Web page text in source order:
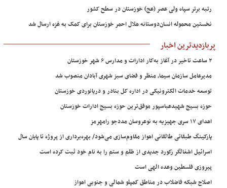
رتبه برتر سپاه ولی عصر (عج) خوزستان در سطح کشور
نخستین محموله انسان‌دوستانه هلال احمر خوزستان برای کمک به غزه ارسال شد
پربازدیدترین اخبار
۲ ساعت تاخیر در آغاز به‌کار ادارات و مدارس ۶ شهر خوزستان
مدیرعامل سازمان سیما، منظر و فضای سبز شهری آبادان منصوب شد
توسعه خدمات الکترونیکی در اداره کل بنادر و دریانوردی خوزستان
حوزه بسیج شهیدعباسپور موفق‌ترین حوزه بسیج ادارات خوزستان
اهدای ۱۷ سری جهیزیه به نوعروسان مددجو رامهرمز
پارکینگ طبقاتی طالقانی اهواز مقاوم‌سازی می‌شود/ بهره‌برداری از پروژه تا پایان سال
اسرائیل اشغالگر رکورد جدیدی از ظلم و ستم را به نام خود ثبت کرده است
پیروزی فلسطین وعده الهی است
اصلاح شبکه فاضلاب در مناطق کمپلو شمالی و جنوبی اهواز